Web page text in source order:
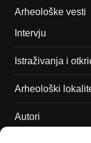
Arheološke vesti
Intervju
Istraživanja i
Arheološki
Autori